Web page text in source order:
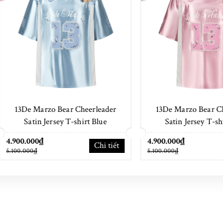
13De Marzo Bear Cheerleader
Satin Jersey T-shirt Blue
4.900.000₫
5.100.000₫ Chi tiết
13De Marzo Bear
Satin Jersey T-
4.900.000₫
5.100.000₫